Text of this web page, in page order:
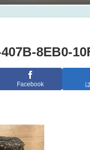
8EB0-
Facebook